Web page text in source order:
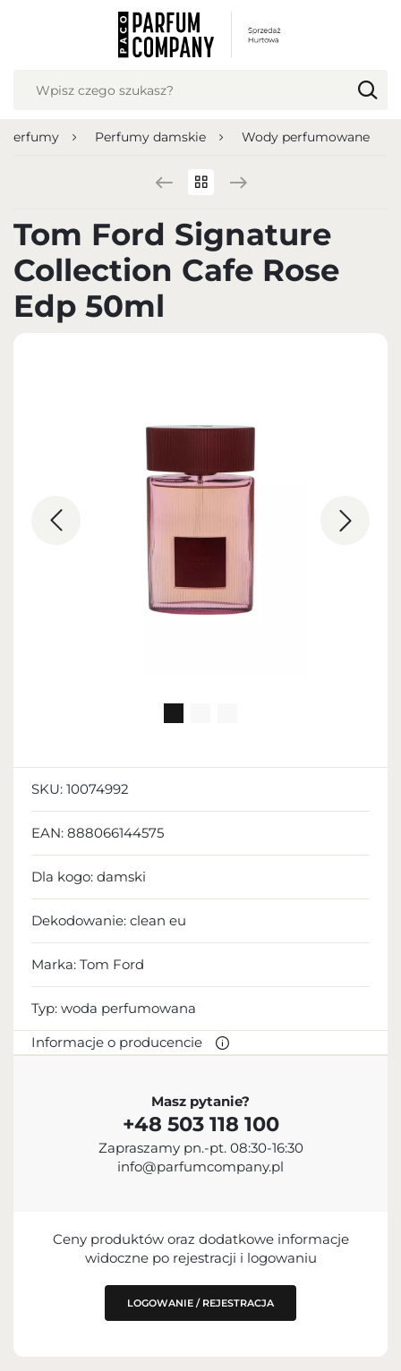
Perfumy Perfumy damskie Wody perfumowane
Tom Ford Signature
Collection Cafe Rose
Edp 50ml
SKU: 10074992
EAN: 888066144575
Dla kogo: damski
Dekodowanie: clean eu
Marka: Tom Ford
Typ: woda perfumowana
Informacje o producencie
Estée Lauder Companies Inc.
12 125 724 200
info@estee.com
WPROWADZENIE DO UE
Masz pytanie?
+48 503 118 100
Zapraszamy pn.-pt. 08:30-16:30
info@parfumcompany.pl
Ceny produktów oraz dodatkowe informacje
widoczne po rejestracji i logowaniu
LOGOWANIE / REJESTRACJA
USTAWIENIA REGIONALNE
Język
Polish zloty (PLN)
ZAPISZ